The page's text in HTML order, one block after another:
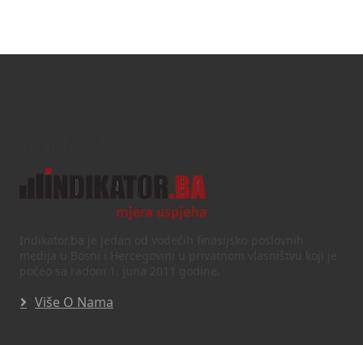
Više O Nama